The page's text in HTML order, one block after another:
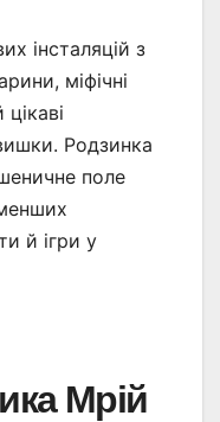
інсталяцій з
міфічні
Родзинка
поле
й ігри у
Мрій